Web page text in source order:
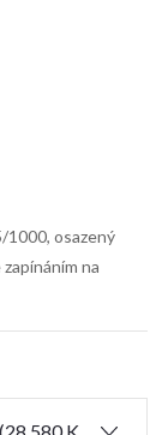
1000, osazený
na